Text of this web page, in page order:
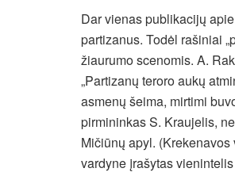
Dar vienas publikacijų
partizanus. Todėl rašiniai
žiaurumo scenomis. A.
„Partizanų teroro aukų
asmenų šeima, mirtimi
pirmininkas S. Kraujelis,
Mičiūnų apyl.
vardyne įrašytas